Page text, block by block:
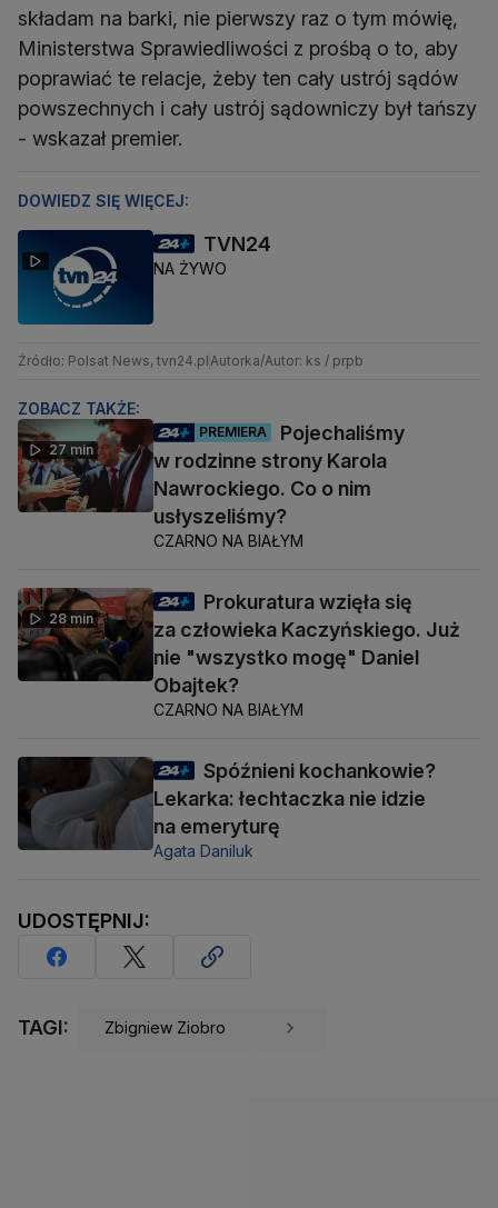
składam na barki, nie pierwszy raz o tym mówię,
Ministerstwa Sprawiedliwości z prośbą o to, aby
poprawiać te relacje, żeby ten cały ustrój sądów
powszechnych i cały ustrój sądowniczy był tańszy
- wskazał premier.
DOWIEDZ SIĘ WIĘCEJ:
TVN24
NA ŻYWO
Źródło: Polsat News, tvn24.pl Autorka/Autor: ks / prpb
ZOBACZ TAKŻE:
27 min
PREMIERA
Pojechaliśmy
w rodzinne strony Karola
Nawrockiego. Co o nim
usłyszeliśmy?
CZARNO NA BIAŁYM
28 min
Prokuratura wzięła się
za człowieka Kaczyńskiego. Już
nie "wszystko mogę" Daniel
Obajtek?
CZARNO NA BIAŁYM
Spóźnieni kochankowie?
Lekarka: łechtaczka nie idzie
na emeryturę
Agata Daniluk
UDOSTĘPNIJ:
TAGI: Zbigniew Ziobro